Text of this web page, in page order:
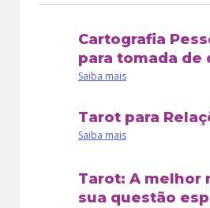
, Zoe integra o time
Personare desde 2008.
Cartografia Pessoal + Tarot
para tomada de
Saiba mais
Tarot para
Saiba mais
Tarot: A melhor resposta para
sua questão